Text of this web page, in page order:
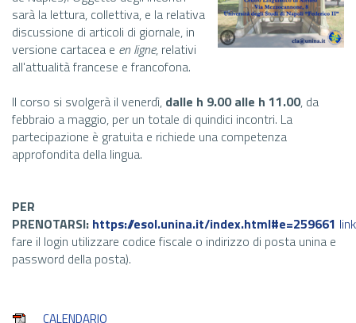
sarà la lettura, collettiva, e la relativa
discussione di articoli di giornale, in
versione cartacea e en ligne, relativi
all'attualità francese e francofona.
Il corso si svolgerà il venerdì, dalle h 9.00 alle h 11.00, da
febbraio a maggio, per un totale di quindici incontri. La
partecipazione è gratuita e richiede una competenza
approfondita della lingua.
PER
PRENOTARSI: https://esol.unina.it/index.html#e=259661 link
fare il login utilizzare codice fiscale o indirizzo di posta unina e
password della posta).
CALENDARIO